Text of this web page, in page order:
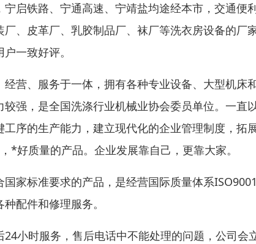
宁启铁路、宁通高速、宁靖盐均途经本市，交通
厂、皮革厂、乳胶制品厂、袜厂等洗衣房设备的
一致好评。
经营、服务于一体，拥有各种专业设备、大型机
强，是全国洗涤行业机械业协会委员单位。一直
工序的生产能力，建立现代化的企业管理制度，
*好质量的产品。企业发展靠自己，更靠大家。
国家标准要求的产品，是经营国际质量体系
配件和修理服务。
小时服务，售后电话中不能处理的问题，公司会